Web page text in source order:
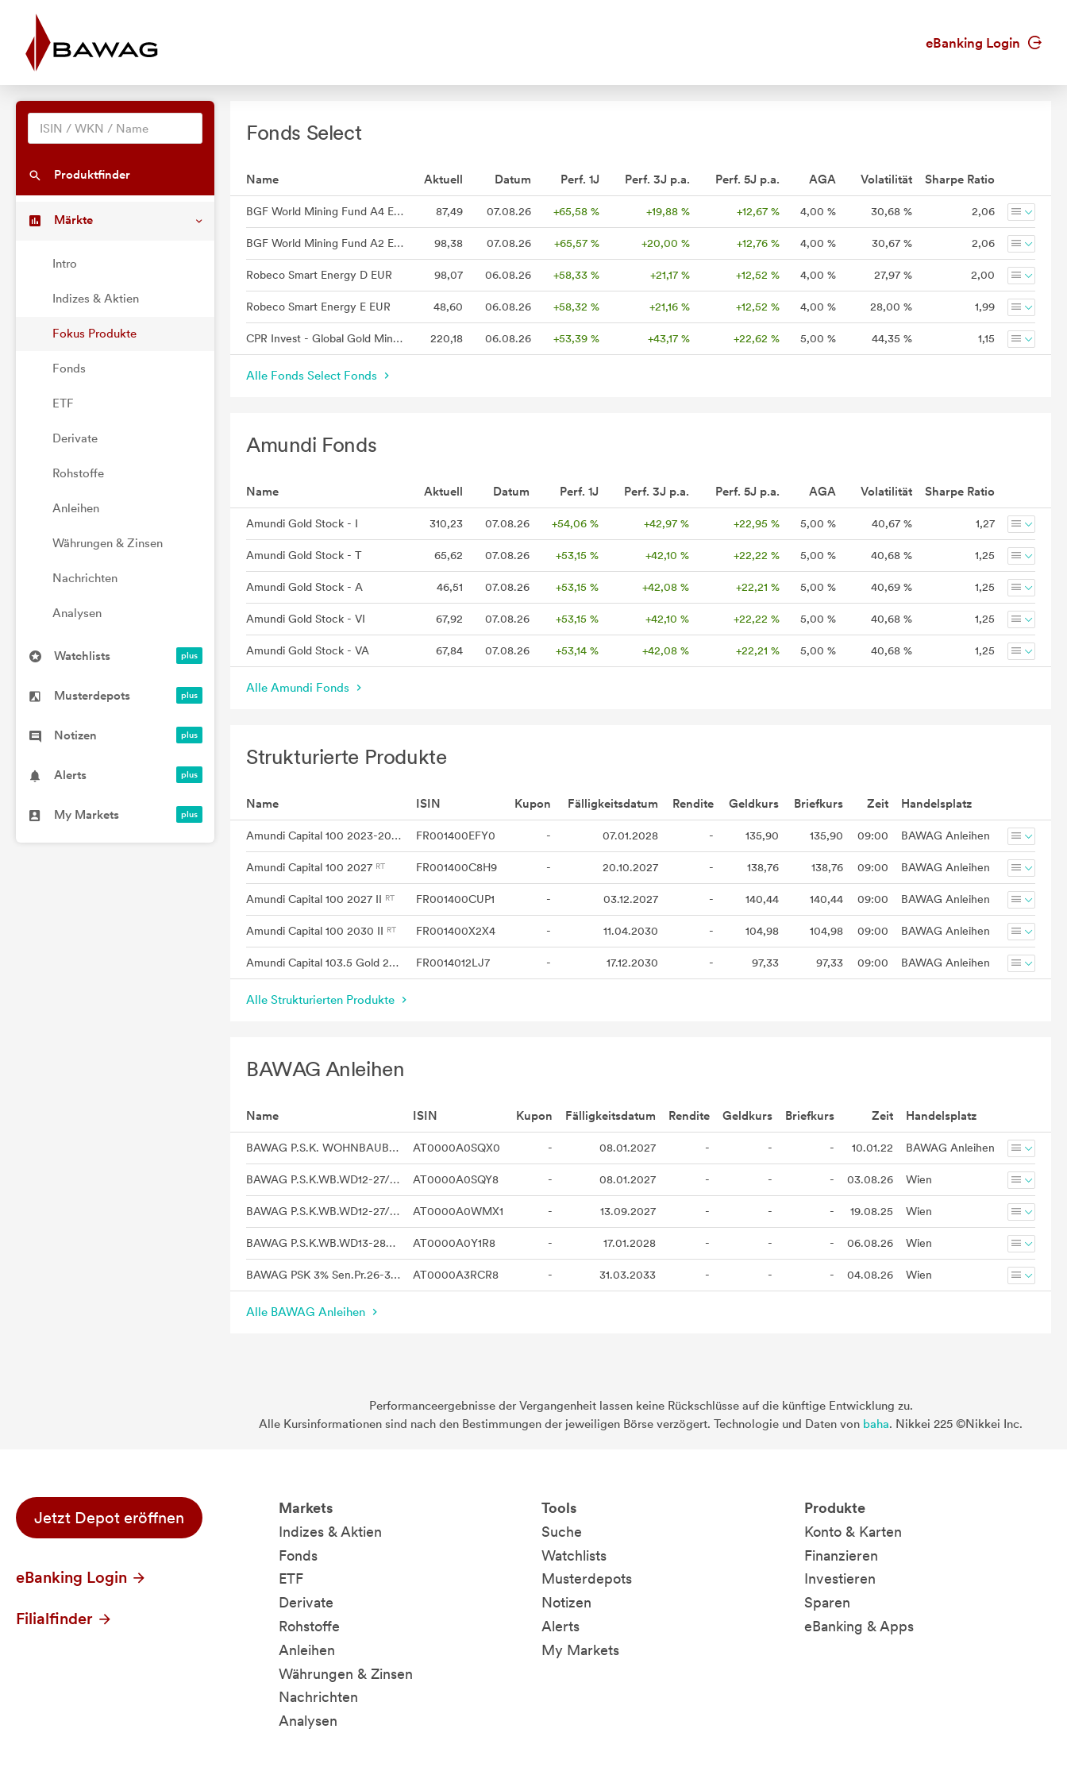
eBanking Login
Produktfinder
Märkte
Intro
Indizes & Aktien
Fokus Produkte
Fonds
ETF
Derivate
Rohstoffe
Anleihen
Währungen & Zinsen
Nachrichten
Analysen
Watchlists
Musterdepots
Notizen
Alerts
My Markets
Fonds Select
Name Aktuell Datum Perf. 1J Perf. 3J p.a. Perf. 5J p.a. AGA Volatilität Sharpe Ratio
BGF World Mining Fund A4 EUR 87,49 07.08.26 +65,58 % +19,88 % +12,67 % 4,00 % 30,68 % 2,06
BGF World Mining Fund A2 EUR 98,38 07.08.26 +65,57 % +20,00 % +12,76 % 4,00 % 30,67 % 2,06
Robeco Smart Energy D EUR 98,07 06.08.26 +58,33 % +21,17 % +12,52 % 4,00 % 27,97 % 2,00
Robeco Smart Energy E EUR 48,60 06.08.26 +58,32 % +21,16 % +12,52 % 4,00 % 28,00 % 1,99
CPR Invest - Global Gold Mines - A EUR - Acc 220,18 06.08.26 +53,39 % +43,17 % +22,62 % 5,00 % 44,35 % 1,15
Alle Fonds Select Fonds
Amundi Fonds
Name Aktuell Datum Perf. 1J Perf. 3J p.a. Perf. 5J p.a. AGA Volatilität Sharpe Ratio
Amundi Gold Stock - I 310,23 07.08.26 +54,06 % +42,97 % +22,95 % 5,00 % 40,67 % 1,27
Amundi Gold Stock - T 65,62 07.08.26 +53,15 % +42,10 % +22,22 % 5,00 % 40,68 % 1,25
Amundi Gold Stock - A 46,51 07.08.26 +53,15 % +42,08 % +22,21 % 5,00 % 40,69 % 1,25
Amundi Gold Stock - VI 67,92 07.08.26 +53,15 % +42,10 % +22,22 % 5,00 % 40,68 % 1,25
Amundi Gold Stock - VA 67,84 07.08.26 +53,14 % +42,08 % +22,21 % 5,00 % 40,68 % 1,25
Alle Amundi Fonds
Strukturierte Produkte
Name ISIN Kupon Fälligkeitsdatum Rendite Geldkurs Briefkurs Zeit Handelsplatz
Amundi Capital 100 2023-2028 FR001400EFY0 - 07.01.2028 - 135,90 135,90 09:00 BAWAG Anleihen
Amundi Capital 100 2027 FR001400C8H9 - 20.10.2027 - 138,76 138,76 09:00 BAWAG Anleihen
Amundi Capital 100 2027 II FR001400CUP1 - 03.12.2027 - 140,44 140,44 09:00 BAWAG Anleihen
Amundi Capital 100 2030 II FR001400X2X4 - 11.04.2030 - 104,98 104,98 09:00 BAWAG Anleihen
Amundi Capital 103.5 Gold 2030 FR0014012LJ7 - 17.12.2030 - 97,33 97,33 09:00 BAWAG Anleihen
Alle Strukturierten Produkte
BAWAG Anleihen
Name ISIN Kupon Fälligkeitsdatum Rendite Geldkurs Briefkurs Zeit Handelsplatz
BAWAG P.S.K. WOHNBAUBANK 3,125% fix verzinste künd AT0000A0SQX0 - 08.01.2027 - - - 10.01.22 BAWAG Anleihen
BAWAG P.S.K.WB.WD12-27/03 AT0000A0SQY8 - 08.01.2027 - - - 03.08.26 Wien
BAWAG P.S.K.WB.WD12-27/05 AT0000A0WMX1 - 13.09.2027 - - - 19.08.25 Wien
BAWAG P.S.K.WB.WD13-28/02 AT0000A0Y1R8 - 17.01.2028 - - - 06.08.26 Wien
BAWAG PSK 3% Sen.Pr.26-33/S.3 AT0000A3RCR8 - 31.03.2033 - - - 04.08.26 Wien
Alle BAWAG Anleihen
Performanceergebnisse der Vergangenheit lassen keine Rückschlüsse auf die künftige Entwicklung zu.
Alle Kursinformationen sind nach den Bestimmungen der jeweiligen Börse verzögert. Technologie und Daten von baha. Nikkei 225 ©Nikkei Inc.
Jetzt Depot eröffnen
eBanking Login
Filialfinder
Markets
Indizes & Aktien
Fonds
ETF
Derivate
Rohstoffe
Anleihen
Währungen & Zinsen
Nachrichten
Analysen
Tools
Suche
Watchlists
Musterdepots
Notizen
Alerts
My Markets
Produkte
Konto & Karten
Finanzieren
Investieren
Sparen
eBanking & Apps